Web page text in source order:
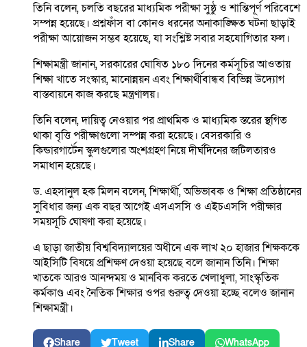
তিনি বলেন, চলতি বছরের মাধ্যমিক পরীক্ষা সুষ্ঠু ও শান্তিপূর্ণ পরিবেশে
সম্পন্ন হয়েছে। প্রশ্নফাঁস বা কোনও ধরনের অনাকাঙ্ক্ষিত ঘটনা ছাড়াই
পরীক্ষা আয়োজন সম্ভব হয়েছে, যা সংশ্লিষ্ট সবার সহযোগিতার ফল।
শিক্ষামন্ত্রী জানান, সরকারের ঘোষিত ১৮০ দিনের কর্মসূচির আওতায়
শিক্ষা খাতে সংস্কার, মানোন্নয়ন এবং শিক্ষার্থীবান্ধব বিভিন্ন উদ্যোগ
বাস্তবায়নে কাজ করছে মন্ত্রণালয়।
তিনি বলেন, দায়িত্ব নেওয়ার পর প্রাথমিক ও মাধ্যমিক স্তরের স্থগিত
থাকা বৃত্তি পরীক্ষাগুলো সম্পন্ন করা হয়েছে। বেসরকারি ও
কিন্ডারগার্টেন স্কুলগুলোর অংশগ্রহণ নিয়ে দীর্ঘদিনের জটিলতারও
সমাধান হয়েছে।
ড. এহসানুল হক মিলন বলেন, শিক্ষার্থী, অভিভাবক ও শিক্ষা প্রতিষ্ঠানের
সুবিধার জন্য এক বছর আগেই এসএসসি ও এইচএসসি পরীক্ষার
সময়সূচি ঘোষণা করা হয়েছে।
এ ছাড়া জাতীয় বিশ্ববিদ্যালয়ের অধীনে এক লাখ ২০ হাজার শিক্ষককে
আইসিটি বিষয়ে প্রশিক্ষণ দেওয়া হয়েছে বলে জানান তিনি। শিক্ষা
খাতকে আরও আনন্দময় ও মানবিক করতে খেলাধুলা, সাংস্কৃতিক
কর্মকাণ্ড এবং নৈতিক শিক্ষার ওপর গুরুত্ব দেওয়া হচ্ছে বলেও জানান
শিক্ষামন্ত্রী।
Share Tweet Share WhatsApp